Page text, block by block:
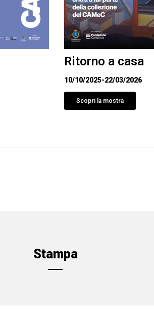
Ritorno a casa
10/10/2025-22/03/2026
Scopri la mostra
Stampa